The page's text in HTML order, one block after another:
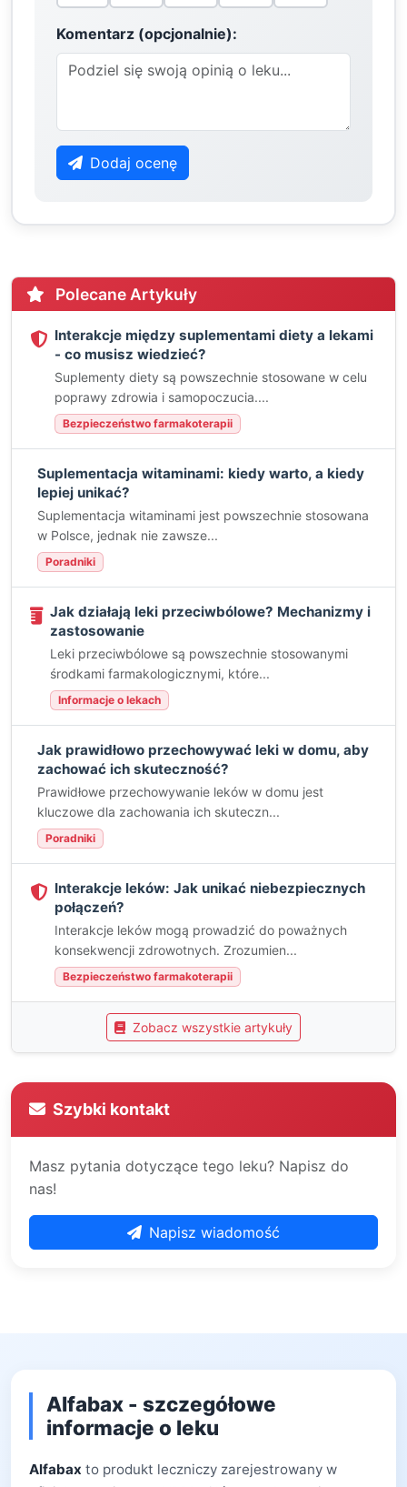
Komentarz (opcjonalnie):
Dodaj ocenę
Polecane Artykuły
Interakcje między suplementami diety a lekami
- co musisz wiedzieć?
Suplementy diety są powszechnie stosowane w celu
poprawy zdrowia i samopoczucia....
Bezpieczeństwo farmakoterapii
Suplementacja witaminami: kiedy warto, a kiedy
lepiej unikać?
Suplementacja witaminami jest powszechnie stosowana
w Polsce, jednak nie zawsze...
Poradniki
Jak działają leki przeciwbólowe? Mechanizmy i
zastosowanie
Leki przeciwbólowe są powszechnie stosowanymi
środkami farmakologicznymi, które...
Informacje o lekach
Jak prawidłowo przechowywać leki w domu, aby
zachować ich skuteczność?
Prawidłowe przechowywanie leków w domu jest
kluczowe dla zachowania ich skuteczn...
Poradniki
Interakcje leków: Jak unikać niebezpiecznych
połączeń?
Interakcje leków mogą prowadzić do poważnych
konsekwencji zdrowotnych. Zrozumien...
Bezpieczeństwo farmakoterapii
Zobacz wszystkie artykuły
Szybki kontakt
Masz pytania dotyczące tego leku? Napisz do
nas!
Napisz wiadomość
Alfabax - szczegółowe
informacje o leku
Alfabax to produkt leczniczy zarejestrowany w